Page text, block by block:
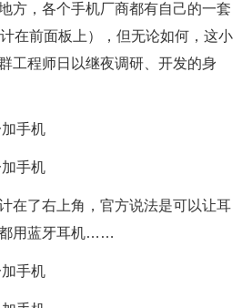
方，各个手机厂商都有自己的一套
在前面板上），但无论如何，这小
工程师日以继夜调研、开发的身
在了右上角，官方说法是可以让耳
都用蓝牙耳机……